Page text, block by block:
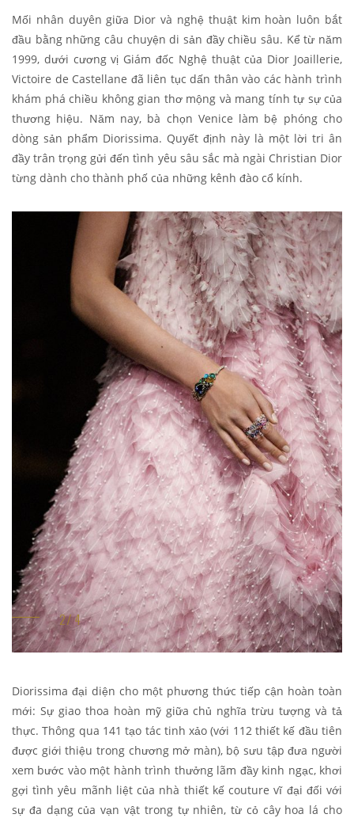
Mối nhân duyên giữa Dior và nghệ thuật kim hoàn luôn bắt
đầu bằng những câu chuyện di sản đầy chiều sâu. Kể từ năm
1999, dưới cương vị Giám đốc Nghệ thuật của Dior Joaillerie,
Victoire de Castellane đã liên tục dấn thân vào các hành trình
khám phá chiều không gian thơ mộng và mang tính tự sự của
thương hiệu. Năm nay, bà chọn Venice làm bệ phóng cho
dòng sản phẩm Diorissima. Quyết định này là một lời tri ân
đầy trân trọng gửi đến tình yêu sâu sắc mà ngài Christian Dior
từng dành cho thành phố của những kênh đào cổ kính.
Diorissima đại diện cho một phương thức tiếp cận hoàn toàn
mới: Sự giao thoa hoàn mỹ giữa chủ nghĩa trừu tượng và tả
thực. Thông qua 141 tạo tác tinh xảo (với 112 thiết kế đầu tiên
được giới thiệu trong chương mở màn), bộ sưu tập đưa người
xem bước vào một hành trình thưởng lãm đầy kinh ngạc, khơi
gợi tình yêu mãnh liệt của nhà thiết kế couture vĩ đại đối với
sự đa dạng của vạn vật trong tự nhiên, từ cỏ cây hoa lá cho